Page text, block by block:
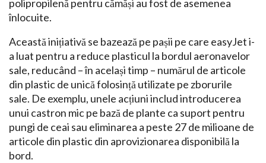
polipropilenă pentru cămăși au fost de asemenea
înlocuite.
Această inițiativă se bazează pe pașii pe care easyJet i-
a luat pentru a reduce plasticul la bordul aeronavelor
sale, reducând – în același timp – numărul de articole
din plastic de unică folosință utilizate pe zborurile
sale. De exemplu, unele acțiuni includ introducerea
unui castron mic pe bază de plante ca suport pentru
pungi de ceai sau eliminarea a peste 27 de milioane de
articole din plastic din aprovizionarea disponibilă la
bord.